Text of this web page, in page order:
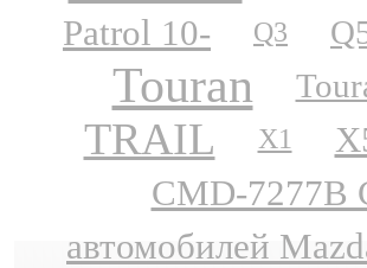
Patrol 10- Q3
Touran
TRAIL X1
CMD-7277B
автомобилей